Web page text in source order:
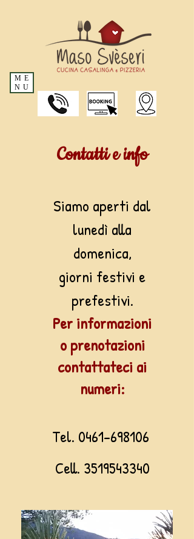
ME
NU
Contatti e info
Siamo aperti dal
lunedì alla
domenica,
giorni festivi e
prefestivi.
Per informazioni
o prenotazioni
contattateci ai
numeri:
Tel. 0461-698106
Cell. 3519543340